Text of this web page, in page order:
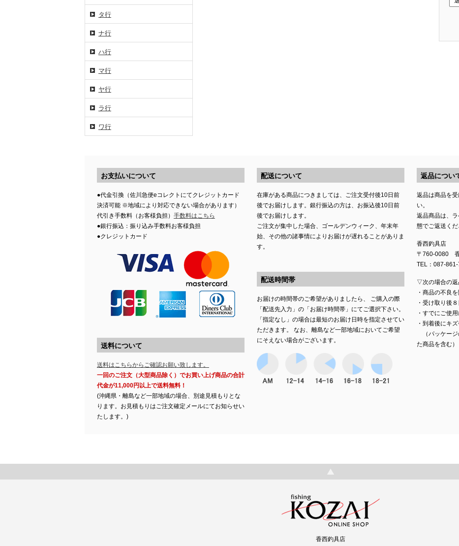
タ行
ナ行
ハ行
マ行
ヤ行
ラ行
ワ行
お支払いについて
●代金引換（佐川急便eコレクトにてクレジットカード
決済可能 ※地域により対応できない場合があります）
代引き手数料（お客様負担） 手数料はこちら
●銀行振込：振り込み手数料お客様負担
●クレジットカード
送料について
送料はこちらからご確認お願い致します。
一回のご注文（大型商品除く）でお買い上げ商品の合計
代金が11,000円以上で送料無料！
(沖縄県・離島など一部地域の場合、別途見積もりとな
ります。お見積もりはご注文確定メールにてお知らせい
たします。)
配送について
在庫がある商品につきましては、ご注文受付後10日前
後でお届けします。銀行振込の方は、お振込後10日前
後でお届けします。
ご注文が集中した場合、ゴールデンウィーク、年末年
始、その他の諸事情によりお届けが遅れることがありま
す。
配送時間帯
お届けの時間帯のご希望がありましたら、 ご購入の際
「配送先入力」の「お届け時間帯」にてご選択下さい。
「指定なし」の場合は最短のお届け日時を指定させてい
ただきます。 なお、離島など一部地域においてご希望
にそえない場合がございます。
返品につい
返品は商品を
い。
返品商品は、
態でご返送くだ
香西釣具店
〒760-0080 香
TEL：087-
▽次の場合の返
・商品の不良
・受け取り後
・すでにご使
・到着後にキ
（パッケージ
た商品を含む）
香西釣具店